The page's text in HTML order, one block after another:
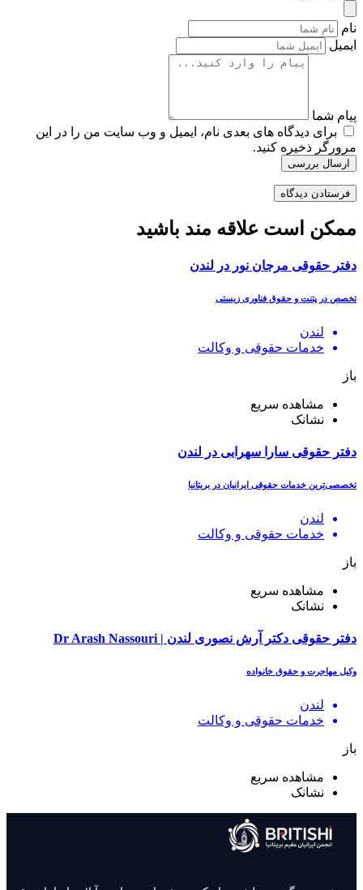
نام
ایمیل
پیام شما
برای دیدگاه های بعدی نام، ایمیل و وب سایت من را در این
مرورگر ذخیره کنید.
ارسال بررسی
ممکن است علاقه مند باشید
دفتر حقوقی مرجان نور در لندن
تخصص در پتنت و حقوق فناوری زیستی
لندن
خدمات حقوقی و وکالت
باز
مشاهده سریع
نشانک
دفتر حقوقی سارا سهرابی در لندن
تخصصی‌ترین خدمات حقوقی ایرانیان در بریتانیا
لندن
خدمات حقوقی و وکالت
باز
مشاهده سریع
نشانک
دفتر حقوقی دکتر آرش نصوری لندن | Dr Arash Nassouri
وکیل مهاجرت و حقوق خانواده
لندن
خدمات حقوقی و وکالت
باز
مشاهده سریع
نشانک